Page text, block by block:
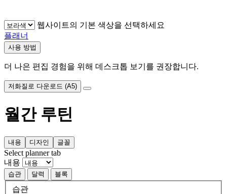
웹사이트의 기본 색상을 선택하세요
플래너
사용 방법
더 나은 편집 경험을 위해 데스크톱 보기를 권장합니다.
저화질로 다운로드 (A5)
월간 루틴
내용 디자인 글꼴
Select planner tab
내용
습관 달력 블록
습관